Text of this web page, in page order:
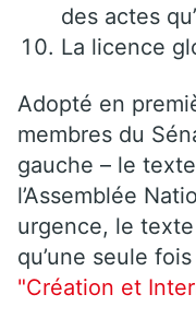
des actes
La licence
Adopté en
membres du
gauche – le
l’Assemblée
urgence, le
qu’une seule
"Création et